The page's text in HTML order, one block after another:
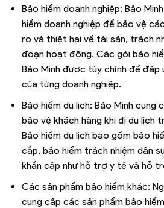
Bảo hiểm doanh nghiệp: Bảo
hiểm doanh nghiệp để bảo vệ
ro và thiệt hại về tài sản, trách
đoạn hoạt động. Các gói bảo
Bảo Minh được tùy chỉnh để đáp
của từng doanh nghiệp.
Bảo hiểm du lịch: Bảo Minh cung
bảo vệ khách hàng khi đi du lịch
Bảo hiểm du lịch bao gồm bảo
cắp, bảo hiểm trách nhiệm dân
khẩn cấp như hỗ trợ y tế và hỗ
Các sản phẩm bảo hiểm khác:
cung cấp các sản phẩm bảo